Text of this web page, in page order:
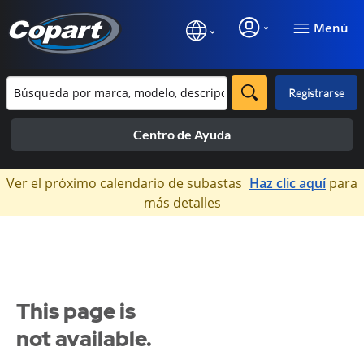
Menú
Registrarse
Centro de Ayuda
×
Ver el próximo calendario de subastas Haz clic aquípara
más detalles
This page is
not available.